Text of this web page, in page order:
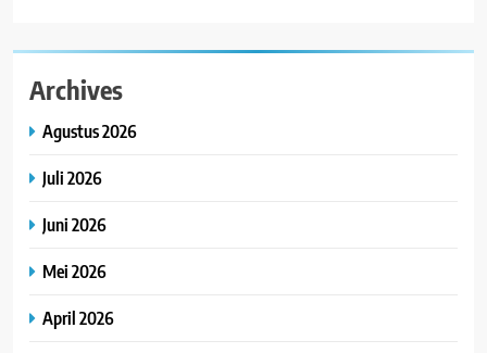
Archives
Agustus 2026
Juli 2026
Juni 2026
Mei 2026
April 2026